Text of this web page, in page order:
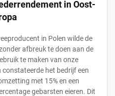
in Oost-
in Polen wilde de
afbreuk te doen aan de
te maken van onze
het bedrijf een
met 15% en een
gebarsten eieren. Dit